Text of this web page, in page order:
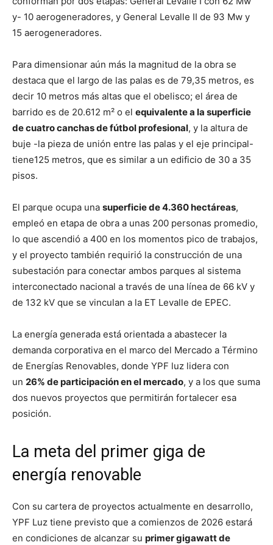
y- 10 aerogeneradores, y General Levalle II de 93 Mw y
15 aerogeneradores.
Para dimensionar aún más la magnitud de la obra se
destaca que el largo de las palas es de 79,35 metros, es
decir 10 metros más altas que el obelisco; el área de
barrido es de 20.612 m² o el equivalente a la superficie
de cuatro canchas de fútbol profesional, y la altura de
buje -la pieza de unión entre las palas y el eje principal-
tiene125 metros, que es similar a un edificio de 30 a 35
pisos.
El parque ocupa una superficie de 4.360 hectáreas,
empleó en etapa de obra a unas 200 personas promedio,
lo que ascendió a 400 en los momentos pico de trabajos,
y el proyecto también requirió la construcción de una
subestación para conectar ambos parques al sistema
interconectado nacional a través de una línea de 66 kV y
de 132 kV que se vinculan a la ET Levalle de EPEC.
La energía generada está orientada a abastecer la
demanda corporativa en el marco del Mercado a Término
de Energías Renovables, donde YPF luz lidera con
un 26% de participación en el mercado, y a los que suma
dos nuevos proyectos que permitirán fortalecer esa
posición.
La meta del primer giga de
energía renovable
Con su cartera de proyectos actualmente en desarrollo,
YPF Luz tiene previsto que a comienzos de 2026 estará
en condiciones de alcanzar su primer gigawatt de